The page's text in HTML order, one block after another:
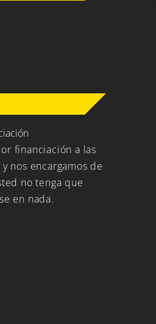
financiación a las
nos encargamos de
no tenga que
en nada.